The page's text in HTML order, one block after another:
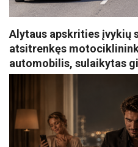
Alytaus apskrities įvykių
atsitrenkęs
automobilis, sulaikytas